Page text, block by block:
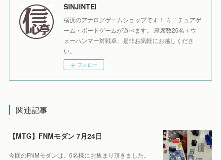
SINJINTEI
横浜のアナログゲームショップです！ ミニチュアゲ
ーム・ボードゲームが遊べます。 座席数26名＋ウ
ォーハンマー対戦卓、是非お気軽にお越しくださ
い。
フォロー
関連記事
【MTG】FNMモダン 7月24日
今回のFNMモダンは、6名様にお集まり頂きました。